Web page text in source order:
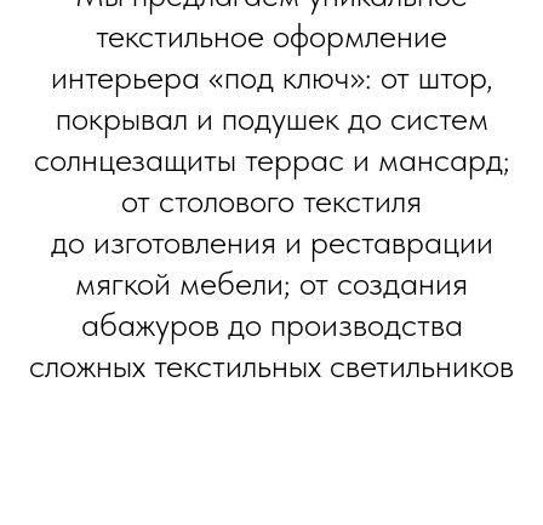
текстильное оформление
интерьера «под ключ»: от штор,
покрывал и подушек до систем
солнцезащиты террас и мансард;
от столового текстиля
до изготовления и реставрации
мягкой мебели; от создания
абажуров до производства
сложных текстильных светильников